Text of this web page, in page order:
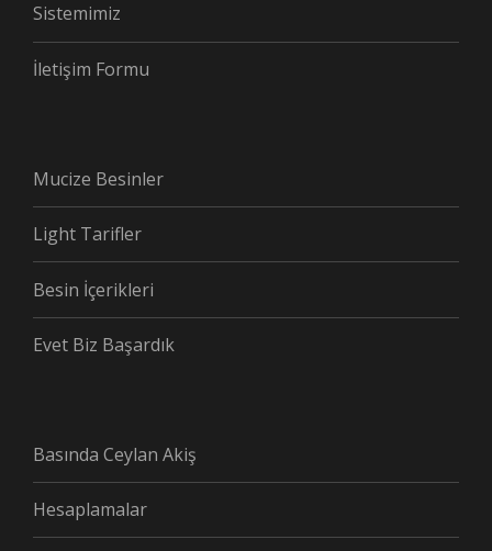
Sistemimiz
İletişim Formu
Mucize Besinler
Light Tarifler
Besin İçerikleri
Evet Biz Başardık
Basında Ceylan Akiş
Hesaplamalar